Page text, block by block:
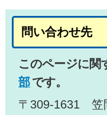
問い合わせ先
このページに関
部です。
〒309-1631 笠